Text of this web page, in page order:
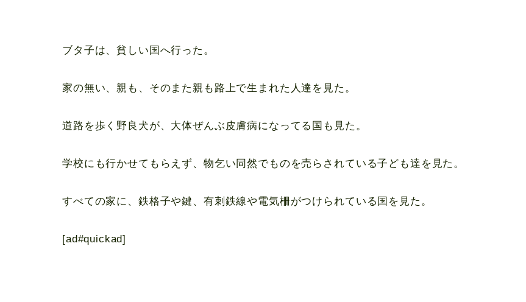
ブタ子は、貧しい国へ行った。
家の無い、親も、そのまた親も路上で生まれた人達を見た。
道路を歩く野良犬が、大体ぜんぶ皮膚病になってる国も見た。
学校にも行かせてもらえず、物乞い同然でものを売らされている子ども達を見た。
すべての家に、鉄格子や鍵、有刺鉄線や電気柵がつけられている国を見た。
[ad#quickad]